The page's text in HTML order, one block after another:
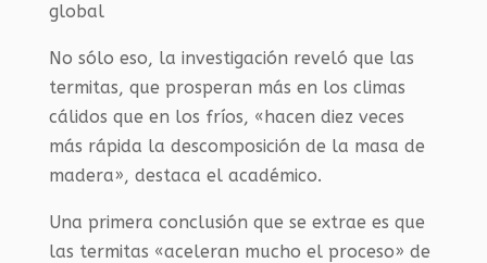
global
No sólo eso, la investigación reveló que las
termitas, que prosperan más en los climas
cálidos que en los fríos, «hacen diez veces
más rápida la descomposición de la masa de
madera», destaca el académico.
Una primera conclusión que se extrae es que
las termitas «aceleran mucho el proceso» de